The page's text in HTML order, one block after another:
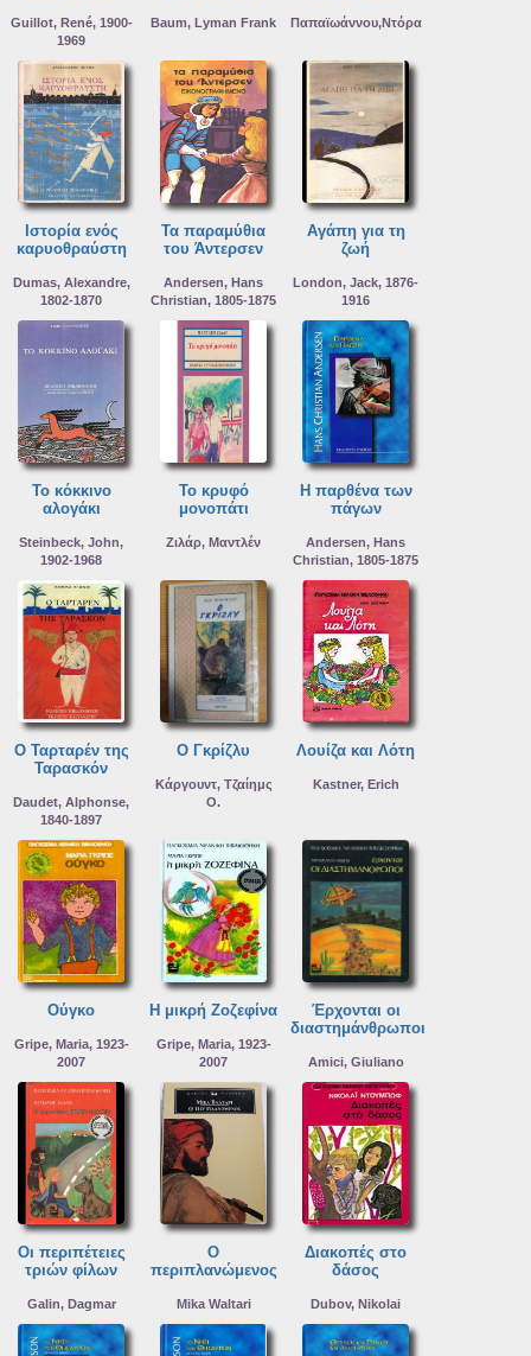
Guillot, René, 1900-
1969
Baum, Lyman Frank Παπαϊωάννου,Ντόρα
Ιστορία ενός
καρυοθραύστη
Dumas, Alexandre,
1802-1870
Τα παραμύθια
του Άντερσεν
Andersen, Hans
Christian, 1805-1875
Αγάπη για τη
ζωή
London, Jack, 1876-
1916
Το κόκκινο
αλογάκι
Steinbeck, John,
1902-1968
Το κρυφό
μονοπάτι
Ζιλάρ, Μαντλέν
Η παρθένα των
πάγων
Andersen, Hans
Christian, 1805-1875
Ο Ταρταρέν της
Ταρασκόν
Daudet, Alphonse,
1840-1897
Ο Γκρίζλυ
Κάργουντ, Τζαίημς
Ο.
Λουίζα και Λότη
Kastner, Erich
Ούγκο
Gripe, Maria, 1923-
2007
Η μικρή Ζοζεφίνα
Gripe, Maria, 1923-
2007
Έρχονται οι
διαστημάνθρωποι
Amici, Giuliano
Οι περιπέτειες
τριών φίλων
Galin, Dagmar
Ο
περιπλανώμενος
Mika Waltari
Διακοπές στο
δάσος
Dubov, Nikolai